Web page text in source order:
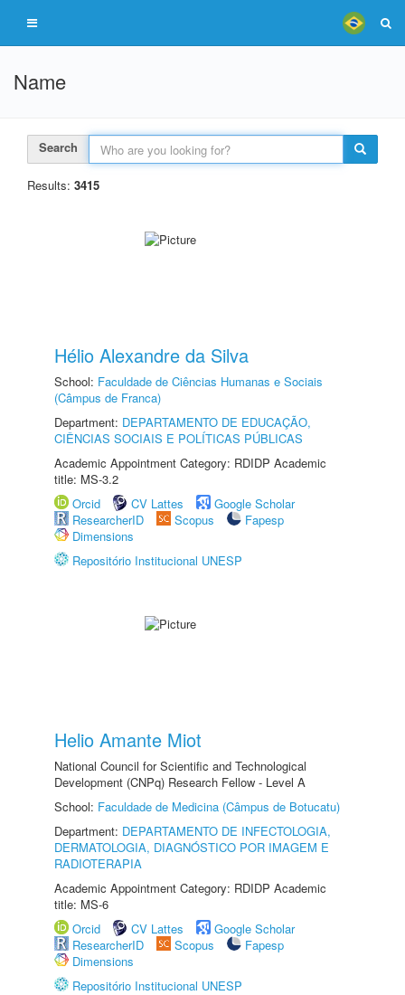
Name
Search
Results: 3415
Hélio Alexandre da Silva
School: Faculdade de Ciências Humanas e Sociais
(Câmpus de Franca)
Department: DEPARTAMENTO DE EDUCAÇÃO,
CIÊNCIAS SOCIAIS E POLÍTICAS PÚBLICAS
Academic Appointment Category: RDIDP Academic
title: MS-3.2
Orcid
CV Lattes
Google Scholar
ResearcherID
Scopus
Fapesp
Dimensions
Repositório Institucional UNESP
Helio Amante Miot
National Council for Scientific and Technological
Development (CNPq) Research Fellow - Level A
School: Faculdade de Medicina (Câmpus de Botucatu)
Department: DEPARTAMENTO DE INFECTOLOGIA,
DERMATOLOGIA, DIAGNÓSTICO POR IMAGEM E
RADIOTERAPIA
Academic Appointment Category: RDIDP Academic
title: MS-6
Orcid
CV Lattes
Google Scholar
ResearcherID
Scopus
Fapesp
Dimensions
Repositório Institucional UNESP